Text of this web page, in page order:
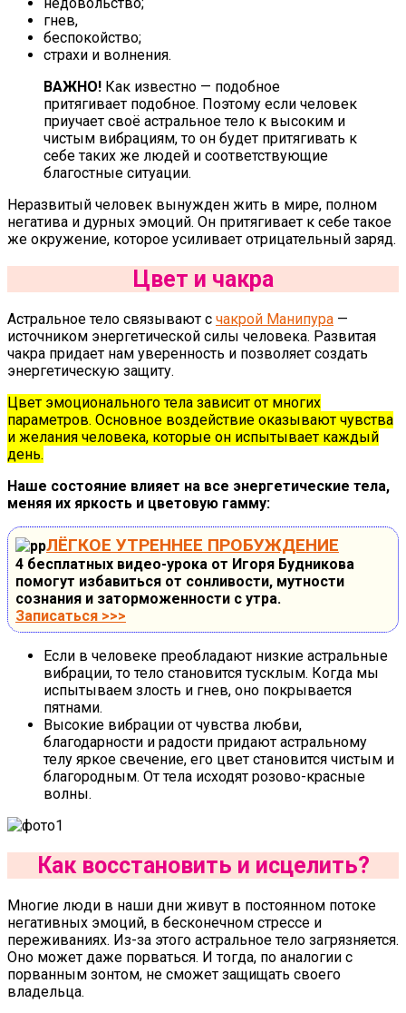
гнев,
беспокойство;
страхи и волнения.
ВАЖНО! Как известно — подобное
притягивает подобное. Поэтому если человек
приучает своё астральное тело к высоким и
чистым вибрациям, то он будет притягивать к
себе таких же людей и соответствующие
благостные ситуации.
Неразвитый человек вынужден жить в мире, полном
негатива и дурных эмоций. Он притягивает к себе такое
же окружение, которое усиливает отрицательный заряд.
Цвет и чакра
Астральное тело связывают с чакрой Манипура —
источником энергетической силы человека. Развитая
чакра придает нам уверенность и позволяет создать
энергетическую защиту.
Цвет эмоционального тела зависит от многих
параметров. Основное воздействие оказывают чувства
и желания человека, которые он испытывает каждый
день.
Наше состояние влияет на все энергетические тела,
меняя их яркость и цветовую гамму:
ЛЁГКОЕ УТРЕННЕЕ ПРОБУЖДЕНИЕ
4 бесплатных видео-урока от Игоря Будникова
помогут избавиться от сонливости, мутности
сознания и заторможенности с утра.
Записаться >>>
Если в человеке преобладают низкие астральные
вибрации, то тело становится тусклым. Когда мы
испытываем злость и гнев, оно покрывается
пятнами.
Высокие вибрации от чувства любви,
благодарности и радости придают астральному
телу яркое свечение, его цвет становится чистым и
благородным. От тела исходят розово-красные
волны.
Как восстановить и исцелить?
Многие люди в наши дни живут в постоянном потоке
негативных эмоций, в бесконечном стрессе и
переживаниях. Из-за этого астральное тело загрязняется.
Оно может даже порваться. И тогда, по аналогии с
порванным зонтом, не сможет защищать своего
владельца.